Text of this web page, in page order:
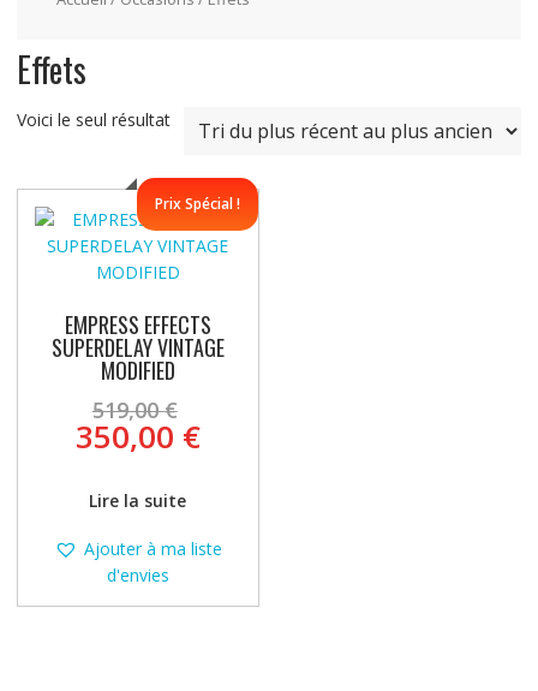
Effets
Voici le seul résultat
Prix Spécial !
EMPRESS EFFECTS
SUPERDELAY VINTAGE
MODIFIED
519,00€ prix
initial
519,00 €.
350,00 €Le
prix
350,00 €.
Lire la suite
Ajouter à ma liste
d'envies